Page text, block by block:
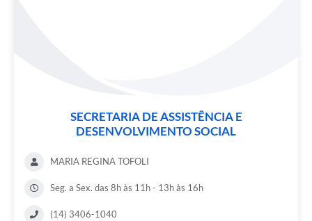
SECRETARIA DE ASSISTÊNCIA E
DESENVOLVIMENTO SOCIAL
MARIA REGINA TOFOLI
Seg. a Sex. das 8h às 11h - 13h às 16h
(14) 3406-1040